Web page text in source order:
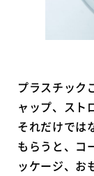
プラスチック
ャップ、スト
それだけでは
もらうと、コ
ッケージ、お